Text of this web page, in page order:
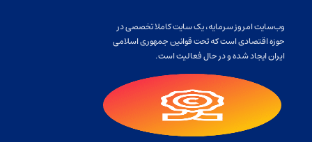
وب‌سایت امروز سرمایه، یک سایت کاملا تخصصی در
حوزه اقتصادی است که تحت قوانین جمهوری اسلامی
ایران ایجاد شده و در حال فعالیت است.